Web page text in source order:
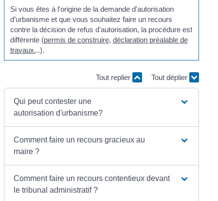
Si vous êtes à l'origine de la demande d'autorisation
d’urbanisme et que vous souhaitez faire un recours
contre la décision de refus d'autorisation, la procédure est
différente (permis de construire, déclaration préalable de
travaux...).
Tout replier Tout déplier
Qui peut contester une
autorisation d'urbanisme?
Comment faire un recours gracieux au
maire ?
Comment faire un recours contentieux devant
le tribunal administratif ?